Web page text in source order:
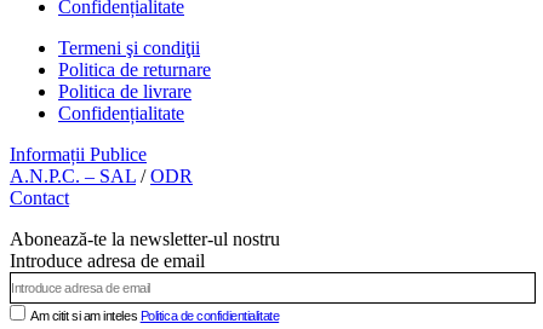
Confidențialitate
Termeni şi condiţii
Politica de returnare
Politica de livrare
Confidențialitate
Informații Publice
A.N.P.C. – SAL /ODR
Contact
Abonează-te la newsletter-ul nostru
Introduce adresa de email
Am citit si am inteles Politica de confidientialitate